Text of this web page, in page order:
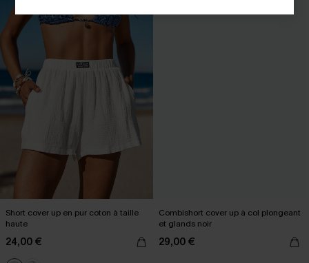
Short cover up en pur coton à taille
haute
24,00 €
Combishort cover up à col plongeant
et glands noir
29,00 €